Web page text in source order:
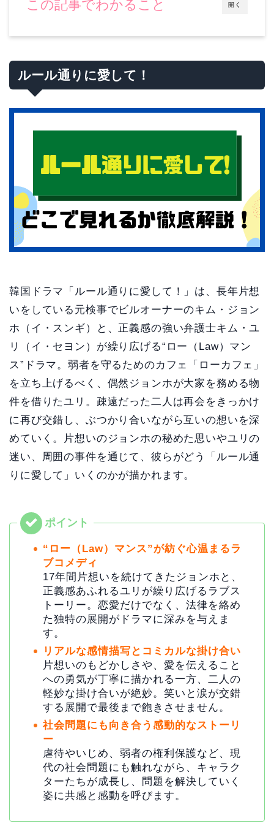
開く
この記事でわかること
ルール通りに愛して！
韓国ドラマ「ルール通りに愛して！」は、長年片想
いをしている元検事でビルオーナーのキム・ジョン
ホ（イ・スンギ）と、正義感の強い弁護士キム・ユ
リ（イ・セヨン）が繰り広げる“ロー（Law）マン
ス”ドラマ。弱者を守るためのカフェ「ローカフェ」
を立ち上げるべく、偶然ジョンホが大家を務める物
件を借りたユリ。疎遠だった二人は再会をきっかけ
に再び交錯し、ぶつかり合いながら互いの想いを深
めていく。片想いのジョンホの秘めた思いやユリの
迷い、周囲の事件を通じて、彼らがどう「ルール通
りに愛して」いくのかが描かれます。
“ロー（Law）マンス”が紡ぐ心温まるラ
ブコメディ
17年間片想いを続けてきたジョンホと、
正義感あふれるユリが繰り広げるラブス
トーリー。恋愛だけでなく、法律を絡め
た独特の展開がドラマに深みを与えま
す。
リアルな感情描写とコミカルな掛け合い
片想いのもどかしさや、愛を伝えること
への勇気が丁寧に描かれる一方、二人の
軽妙な掛け合いが絶妙。笑いと涙が交錯
する展開で最後まで飽きさせません。
社会問題にも向き合う感動的なストーリ
ー
虐待やいじめ、弱者の権利保護など、現
代の社会問題にも触れながら、キャラク
ターたちが成長し、問題を解決していく
姿に共感と感動を呼びます。